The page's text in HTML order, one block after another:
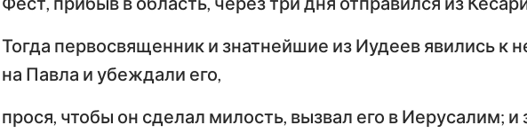
Второзаконие Иисус Навин
Книга Судей Руфь
1-я Царств 2-я Царств
Евангелие от Луки
Апостолов
Тогда первосвященник и знатнейшие из Иудеев явились к
на Павла и убеждали его,
прося, чтобы он сделал милость, вызвал его в Иерусалим;